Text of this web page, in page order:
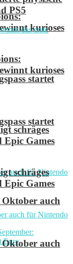
kurioses
startet
schräges
Games
Oktober auch
PS5
kurioses
startet
schräges
Games
Oktober auch